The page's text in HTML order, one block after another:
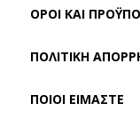
ΌΡΟΙ ΚΑΙ
ΠΟΛΙΤΙΚΗ
ΠΟΙΟΙ ΕΙΜΑΣΤΕ